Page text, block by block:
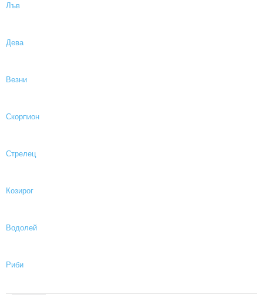
Лъв
Дева
Везни
Скорпион
Стрелец
Козирог
Водолей
Риби